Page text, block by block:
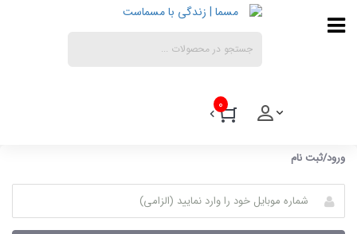
0
ورود/ثبت نام